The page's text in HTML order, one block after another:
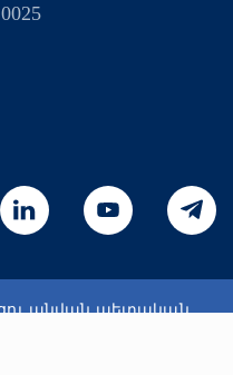
անվան պետական